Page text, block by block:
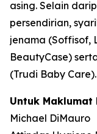
asing. Selain
persendirian,
jenama (Soffisof,
BeautyCase)
(Trudi Baby
Untuk Maklumat
Michael DiMauro